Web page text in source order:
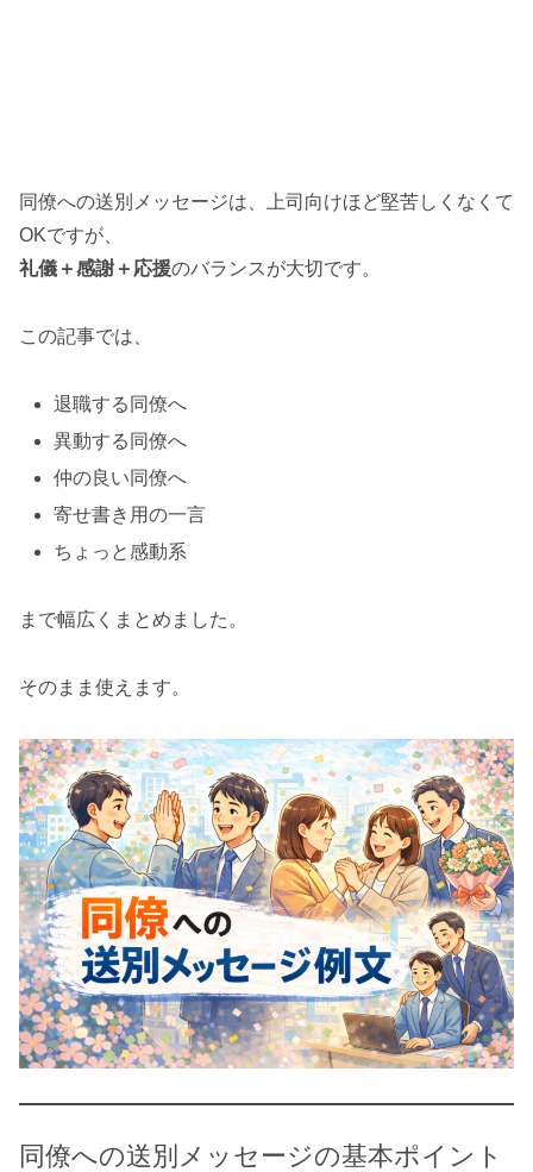
同僚への送別メッセージは、上司向けほど堅苦しくなくて
OKですが、
礼儀＋感謝＋応援のバランスが大切です。
この記事では、
退職する同僚へ
異動する同僚へ
仲の良い同僚へ
寄せ書き用の一言
ちょっと感動系
まで幅広くまとめました。
そのまま使えます。
同僚への送別メッセージの基本ポイント